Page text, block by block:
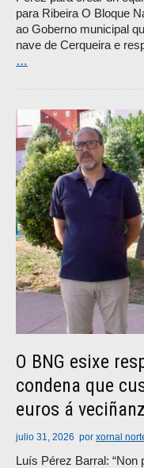
para Ribeira O Bloque
ao Goberno municipal
nave de Cerqueira e
…
O BNG esixe
condena que
euros á
julio 31, 2026 por xornal
Luís Pérez Barral: “Non